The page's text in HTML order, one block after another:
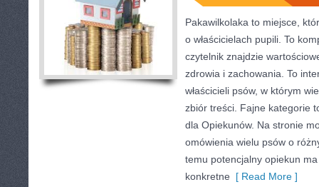
Pakawilkolaka to miejsce,
o właścicielach pupili. To
czytelnik znajdzie
zdrowia i zachowania. To
właścicieli psów, w którym
zbiór treści. Fajne kategorie
dla Opiekunów. Na stronie
omówienia wielu psów o
temu potencjalny opiekun
konkretne [ Read More ]